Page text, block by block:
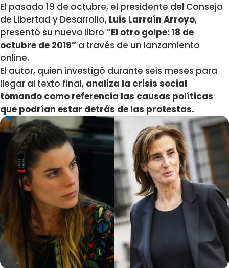
El pasado 19 de octubre, el presidente del Consejo
de Libertad y Desarrollo, Luis Larraín Arroyo,
presentó su nuevo libro “El otro golpe: 18 de
octubre de 2019” a través de un lanzamiento
online.
El autor, quien investigó durante seis meses para
llegar al texto final, analiza la crisis social
tomando como referencia las causas políticas
que podrían estar detrás de las protestas.